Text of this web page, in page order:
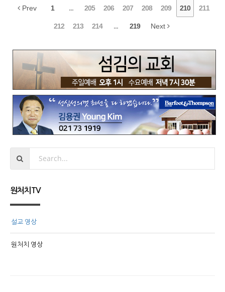
Prev 1 ... 205 206 207 208 209 210 211
212 213 214 ... 219 Next
원처치TV
설교 영상
원처치 영상